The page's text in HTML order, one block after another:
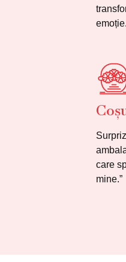
emoție.
care
mine.”